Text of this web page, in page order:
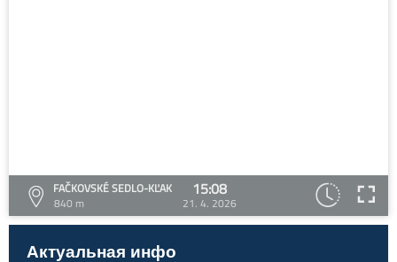
FAČKOVSKÉ SEDLO-KĽAK
840 m
15:08
21. 4. 2026
Актуальная инфо